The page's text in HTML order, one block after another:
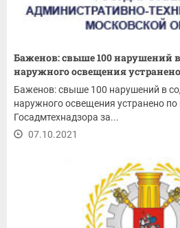
Баженов: свыше 100 нарушений
наружного освещения
Баженов: свыше 100 нарушений в
наружного освещения устранено
Госадмтехнадзора за...
07.10.2021